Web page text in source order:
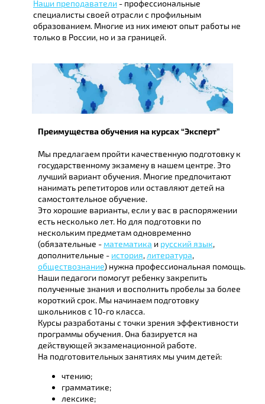
Наши преподаватели - профессиональные
специалисты своей отрасли с профильным
образованием. Многие из них имеют опыт работы не
только в России, но и за границей.
Преимущества обучения на курсах “Эксперт”
Мы предлагаем пройти качественную подготовку к
государственному экзамену в нашем центре. Это
лучший вариант обучения. Многие предпочитают
нанимать репетиторов или оставляют детей на
самостоятельное обучение.
Это хорошие варианты, если у вас в распоряжении
есть несколько лет. Но для подготовки по
нескольким предметам одновременно
(обязательные - математика и русский язык,
дополнительные - история, литература,
обществознание) нужна профессиональная помощь.
Наши педагоги помогут ребенку закрепить
полученные знания и восполнить пробелы за более
короткий срок. Мы начинаем подготовку
школьников с 10-го класса.
Курсы разработаны с точки зрения эффективности
программы обучения. Она базируется на
действующей экзаменационной работе.
На подготовительных занятиях мы учим детей:
чтению;
грамматике;
лексике;